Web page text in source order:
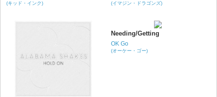
(キッド・インク) (イマジン・ドラゴンズ)
Needing/Getting
OK Go
(オーケー・ゴー)